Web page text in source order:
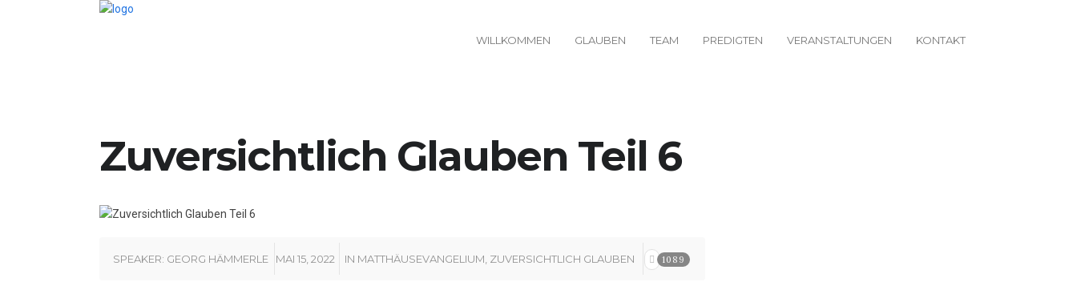
WILLKOMMEN GLAUBEN TEAM PREDIGTEN VERANSTALTUNGEN KONTAKT
Zuversichtlich Glauben Teil 6
SPEAKER: GEORG HÄMMERLE MAI 15, 2022 IN MATTHÄUSEVANGELIUM ZUVERSICHTLICH GLAUBEN 1089